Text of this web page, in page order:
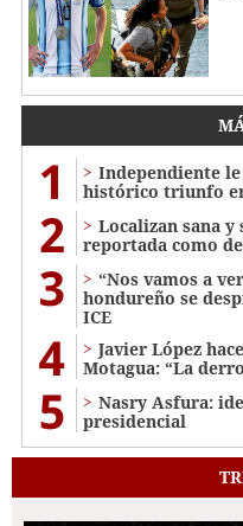
1
Independiente
histórico triunfo
2
Localizan sana y
reportada como
3
“Nos vamos a
hondureño se
ICE
4
Javier López
Motagua: “La
5
Nasry Asfura:
presidencial